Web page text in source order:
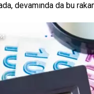
devamında da bu